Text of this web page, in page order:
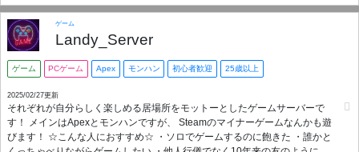
もAPEXの話やゲーム内の報・連・相しかできない方 ・サーバールール等
が読めない、または趣旨を理解しようとしない方 ※上記の「合わない方」
につきましては管理人サイドで目に余る行為などがあればBAN致します。
※精神的に大人でない方・他人に敬意持って接することができない方は
BANします。 ここまでしっかりと文章を読んでくださったあなたは是非と
もサーバーに来ていただきたい人材です。サーバー一同お待ちして落ちま
すのでどうぞお越しください！
ゲームをしましょう😆‼️ 〜こんな方にお勧め〜 エペ初心者 始めたばかり
の方 フレンドがランクをしてくれない ランクが苦手 楽しく遊びたい 雑
談が好き お酒好き グルメ Apexを一人でプレーしているあなた！！！
『APO2』のメンバーになって、共に時間を過ごしましょう(*^^*) APEXO2
は初心者の方も楽しめる様なサーバーにしたいと考えています✨ 上手い下
手は関係なく、雑談や交流を楽しめる方、週1回以上アクティブに出来る方
に来てもらえたら嬉しいです☺️ また、カスタムマッチなどもやっています
✨ これから人数が増えたらバトロワもしていきたいです🤭 今後は女子パで
楽しく遊べるvcも作りたいので、参加してくれると嬉しいです✨ アットホ
ームなサーバーで、メンバーも思いやりがあり、気持ち良く迎えてくれま
ゲーム
Landy_Server
ゲーム PCゲーム Apex モンハン 初心者歓迎 25歳以上
2025/02/27更新
それぞれが自分らしく楽しめる居場所をモットーとしたゲームサーバーで
す！ メインはApexとモンハンですが、 Steamのマイナーゲームなんかも遊
びます！ ☆こんな人におすすめ☆ ・ソロでゲームするのに飽きた ・誰かと